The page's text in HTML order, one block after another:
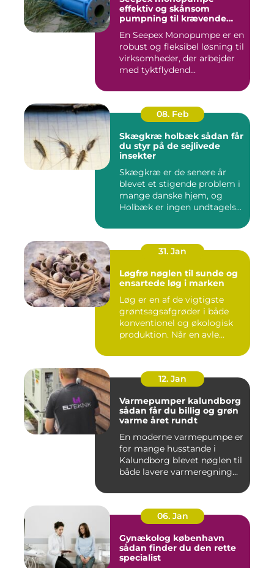
effektiv og skånsom
pumpning til krævende
En Seepex Monopumpe er en
robust og fleksibel løsning til
virksomheder, der arbejder
med tyktflydend...
08. Feb
Skægkræ holbæk sådan får
du styr på de sejlivede
insekter
Skægkræ er de senere år
blevet et stigende problem i
mange danske hjem, og
Holbæk er ingen undtagels...
31. Jan
Løgfrø nøglen til sunde og
ensartede løg i marken
Løg er en af de vigtigste
grøntsagsafgrøder i både
konventionel og økologisk
produktion. Når en avle...
12. Jan
Varmepumper kalundborg
sådan får du billig og grøn
varme året rundt
En moderne varmepumpe er
for mange husstande i
Kalundborg blevet nøglen til
både lavere varmeregning...
06. Jan
Gynækolog københavn
sådan finder du den rette
specialist